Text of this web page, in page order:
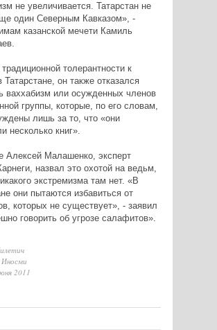
не увеличивается. Татарстан не
один Северным Кавказом», -
казанской мечети Камиль
традиционной толерантности к
Татарстане, он также отказался
ваххабизм или осужденных членов
группы, которые, по его словам,
лишь за то, что «они
несколько книг».
Алексей Малашенко, эксперт
назвал это охотой на ведьм,
экстремизма там нет. «В
они пытаются избавиться от
которых не существует», - заявил
говорить об угрозе салафитов».
2011